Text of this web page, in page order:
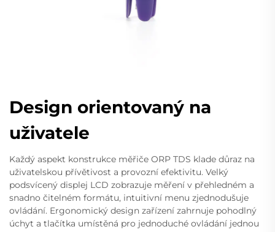
Design orientovaný na
uživatele
Každý aspekt konstrukce měřiče ORP TDS klade důraz na
uživatelskou přívětivost a provozní efektivitu. Velký
podsvícený displej LCD zobrazuje měření v přehledném a
snadno čitelném formátu, intuitivní menu zjednodušuje
ovládání. Ergonomický design zařízení zahrnuje pohodlný
úchyt a tlačítka umístěná pro jednoduché ovládání jednou